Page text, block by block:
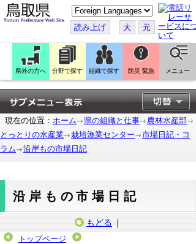
こ
の
ペ
ー
ジ
翻
訳
す
る
読み上げ 大 元
県外の方へ 分野で探す 組織で探す 防災 緊急 メニュー
現在の位置： ホーム 県の組織と仕事
農林水産部
とっとりの水産業
栽培漁業センター
市場日記・コ
ラム
沿岸もの市場日記
沿岸もの市場日記
もどる ｜
トップページ